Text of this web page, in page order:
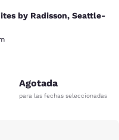
by Radisson,
by Radisson, Seattle-
Muy bueno. 539 reseñas
Agotada
para las fechas seleccionadas